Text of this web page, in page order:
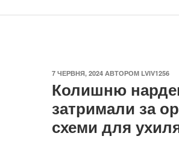
ОПУБЛІКОВАНО
7 ЧЕРВНЯ, 2024 АВТОРОМ LVIV1256
Колишню
затримали за
схеми для